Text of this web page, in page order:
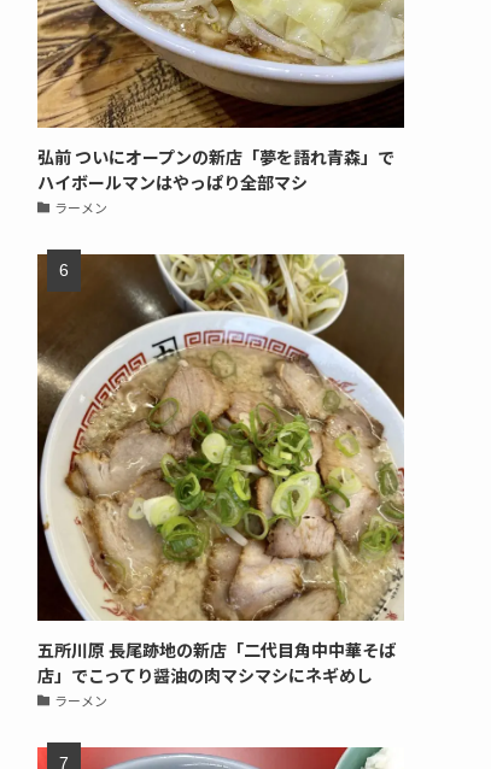
弘前 ついにオープンの新店「夢を語れ青森」で
ハイボールマンはやっぱり全部マシ
ラーメン
五所川原 長尾跡地の新店「二代目角中中華そば
店」でこってり醤油の肉マシマシにネギめし
ラーメン